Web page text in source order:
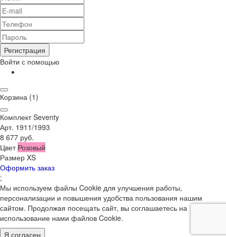
Регистрация
Войти с помощью
Корзина (1)
Комплект Seventy
Арт. 1911/1993
8 677 руб.
Цвет Розовый
Размер XS
Оформить заказ
;
Мы используем файлы Cookie для улучшения работы,
персонализации и повышения удобства пользования нашим
сайтом. Продолжая посещать сайт, вы соглашаетесь на
использование нами файлов Cookie.
Я согласен